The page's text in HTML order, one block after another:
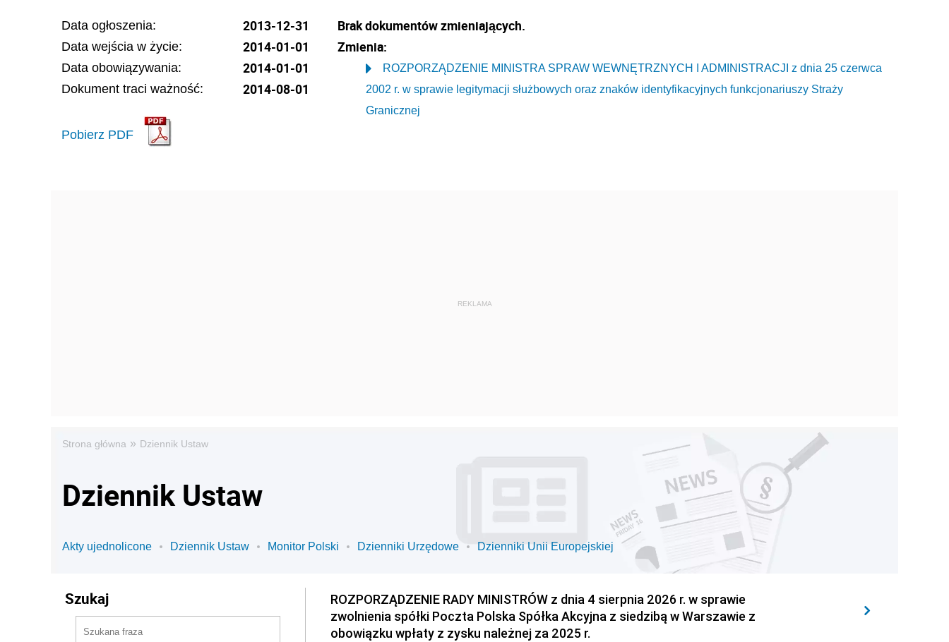
Data ogłoszenia: 2013-12-31
Data wejścia w życie: 2014-01-01
Data obowiązywania: 2014-01-01
Dokument traci ważność: 2014-08-01
Pobierz PDF
Brak dokumentów zmieniających.
Zmienia:
ROZPORZĄDZENIE MINISTRA SPRAW WEWNĘTRZNYCH I ADMINISTRACJI z dnia 25 czerwca
2002 r. w sprawie legitymacji służbowych oraz znaków identyfikacyjnych funkcjonariuszy Straży
Granicznej
Strona główna » Dziennik Ustaw
Dziennik Ustaw
Akty ujednolicone Dziennik Ustaw Monitor Polski Dzienniki Urzędowe Dzienniki Unii Europejskiej
Szukaj
ROZPORZĄDZENIE RADY MINISTRÓW z dnia 4 sierpnia 2026 r. w sprawie
zwolnienia spółki Poczta Polska Spółka Akcyjna z siedzibą w Warszawie z
obowiązku wpłaty z zysku należnej za 2025 r.